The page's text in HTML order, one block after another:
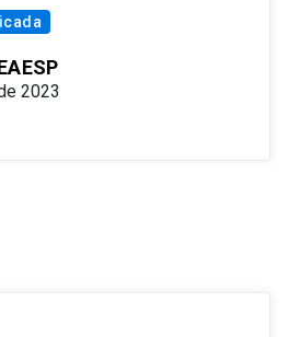
2023